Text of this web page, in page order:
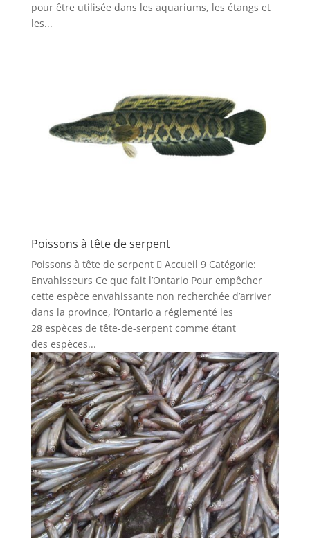
pour être utilisée dans les aquariums, les étangs et
les...
Poissons à tête de serpent
Poissons à tête de serpent  Accueil 9 Catégorie:
Envahisseurs Ce que fait l’Ontario Pour empêcher
cette espèce envahissante non recherchée d’arriver
dans la province, l’Ontario a réglementé les
28 espèces de tête-de-serpent comme étant
des espèces...